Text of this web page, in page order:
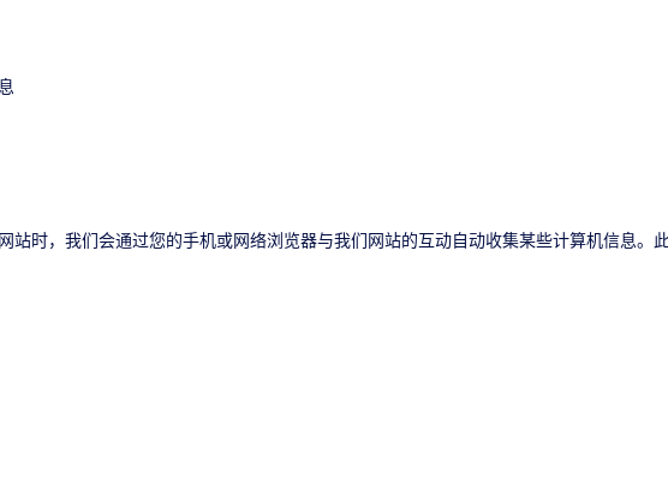
站时，我们会通过您的手机或网络浏览器与我们网站的互动自动收集某些计算机信息。